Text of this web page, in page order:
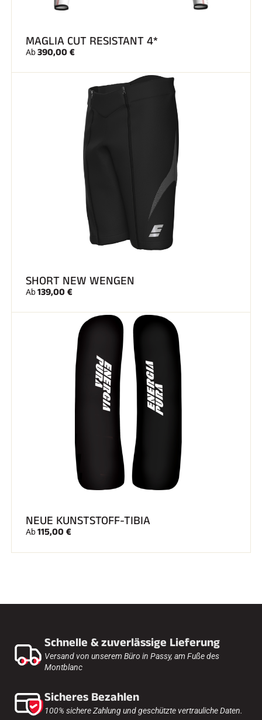
SKILANGLAUF
MAGLIA CUT RESISTANT 4*
Ab390,00 €
SHORT NEW WENGEN
Ab139,00 €
NEUE KUNSTSTOFF-TIBIA
Ab115,00 €
Schnelle & zuverlässige Lieferung
Versand von unserem Büro in Passy, am Fuße des
Montblanc
Sicheres Bezahlen
100% sichere Zahlung und geschützte vertrauliche Daten.